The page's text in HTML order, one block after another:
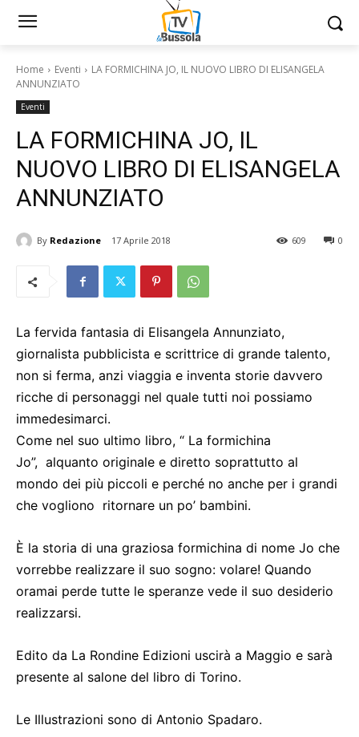
Home Eventi
LA FORMICHINA JO, IL NUOVO LIBRO DI ELISANGELA
ANNUNZIATO
Eventi
LA FORMICHINA JO, IL
NUOVO LIBRO DI ELISANGELA
ANNUNZIATO
By Redazione 17 Aprile 2018 0
609
La fervida fantasia di Elisangela Annunziato,
giornalista pubblicista e scrittrice di grande talento,
non si ferma, anzi viaggia e inventa storie davvero
ricche di personaggi nel quale tutti noi possiamo
immedesimarci.
Come nel suo ultimo libro, “ La formichina
Jo”, alquanto originale e diretto soprattutto al
mondo dei più piccoli e perché no anche per i grandi
che vogliono ritornare un po’ bambini.
È la storia di una graziosa formichina di nome Jo che
vorrebbe realizzare il suo sogno: volare! Quando
oramai perde tutte le speranze vede il suo desiderio
realizzarsi.
Edito da La Rondine Edizioni uscirà a Maggio e sarà
presente al salone del libro di Torino.
Le Illustrazioni sono di Antonio Spadaro.